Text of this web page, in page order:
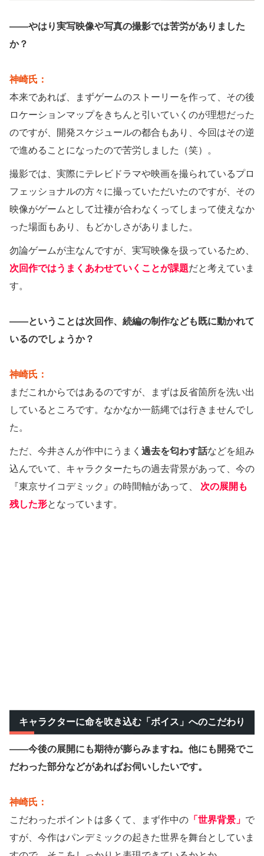
——やはり実写映像や写真の撮影では苦労がありました
か？
神崎氏：
本来であれば、まずゲームのストーリーを作って、その後
ロケーションマップをきちんと引いていくのが理想だった
のですが、開発スケジュールの都合もあり、今回はその逆
で進めることになったので苦労しました（笑）。
撮影では、実際にテレビドラマや映画を撮られているプロ
フェッショナルの方々に撮っていただいたのですが、その
映像がゲームとして辻褄が合わなくってしまって使えなか
った場面もあり、もどかしさがありました。
勿論ゲームが主なんですが、実写映像を扱っているため、
次回作ではうまくあわせていくことが課題だと考えていま
す。
——ということは次回作、続編の制作なども既に動かれて
いるのでしょうか？
神崎氏：
まだこれからではあるのですが、まずは反省箇所を洗い出
しているところです。なかなか一筋縄では行きませんでし
た。
ただ、今井さんが作中にうまく過去を匂わす話などを組み
込んでいて、キャラクターたちの過去背景があって、今の
『東京サイコデミック』の時間軸があって、 次の展開も
残した形となっています。
キャラクターに命を吹き込む「ボイス」へのこだわり
——今後の展開にも期待が膨らみますね。他にも開発でこ
だわった部分などがあればお伺いしたいです。
神崎氏：
こだわったポイントは多くて、まず作中の「世界背景」 で
すが、今作はパンデミックの起きた世界を舞台としていま